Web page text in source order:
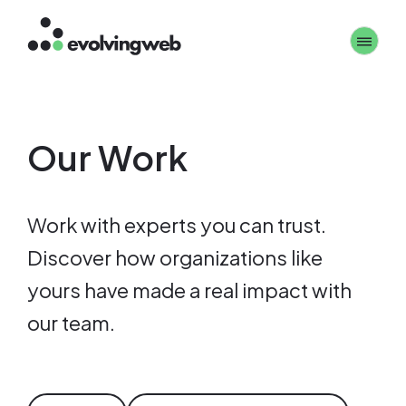
Aller
Our Work
Work with experts you can trust.
Discover how organizations like
yours have made a real impact with
our team.